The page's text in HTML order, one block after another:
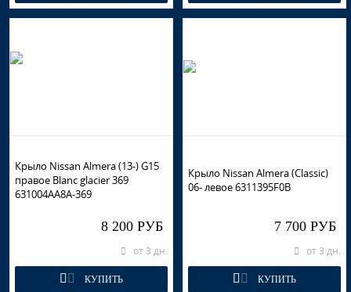
Крыло Nissan Almera (13-) G15
правое Blanc glacier 369
631004AA8A-369
8 200 РУБ
от 3 дн.
КУПИТЬ
Крыло Nissan Almera (Classic)
06- левое 6311395F0B
7 700 РУБ
от 3 дн.
КУПИТЬ